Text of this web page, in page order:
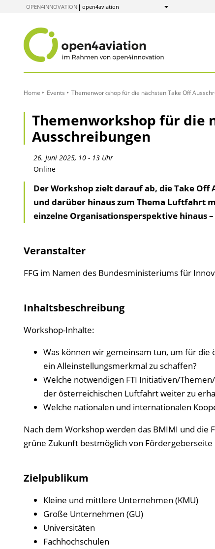
OPEN4INNOVATION open4aviation
Anzeigen
Home Events Themenworkshop für die nächsten Take Off
Themenworkshop für die
Ausschreibungen
26. Juni 2025, 10 - 13 Uhr
Online
Der Workshop zielt darauf ab, die Take Off
und darüber hinaus zum Thema Luftfahrt
einzelne Organisationsperspektive hinaus
Veranstalter
FFG im Namen des Bundesministeriums für
Inhaltsbeschreibung
Workshop-Inhalte:
Was können wir gemeinsam tun, um für
ein Alleinstellungsmerkmal zu schaffen?
Welche notwendigen FTI Initiativen/
der österreichischen Luftfahrt weiter zu
Welche nationalen und internationalen
Nach dem Workshop werden das BMIMI und
grüne Zukunft bestmöglich von
Zielpublikum
Kleine und mittlere Unternehmen (KMU)
Große Unternehmen (GU)
Universitäten
Fachhochschulen